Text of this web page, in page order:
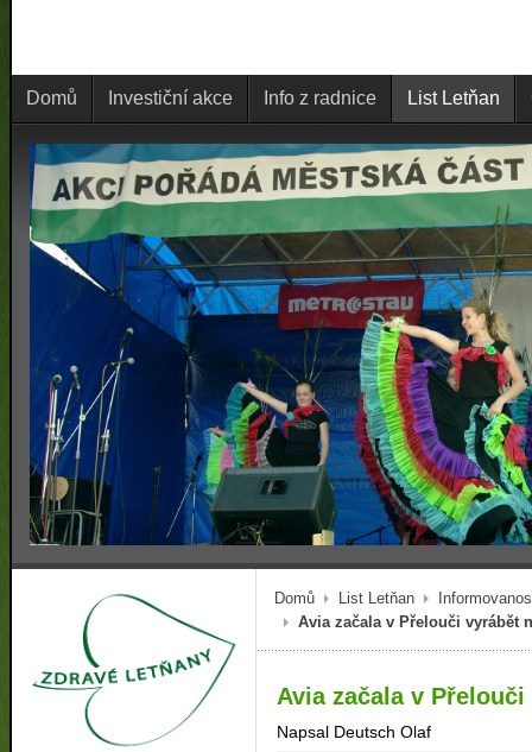
Domů Investiční akce Info z radnice List Letňan
Domů List Letňan
Avia začala v Přelouči vyrábět
Avia začala v
Napsal Deutsch Olaf